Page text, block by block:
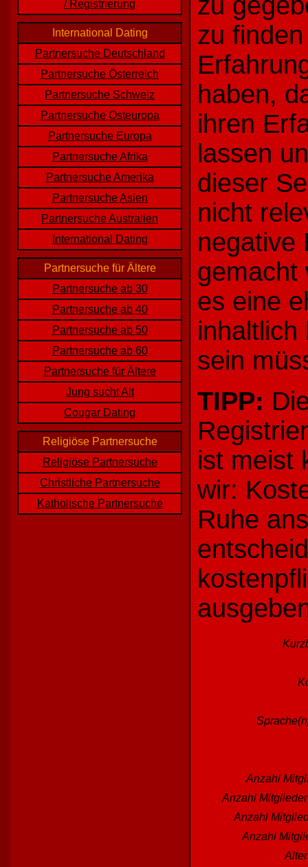
/ Registrierung
International Dating
Partnersuche Deutschland
Partnersuche Österreich
Partnersuche Schweiz
Partnersuche Osteuropa
Partnersuche Europa
Partnersuche Afrika
Partnersuche Amerika
Partnersuche Asien
Partnersuche Australien
International Dating
Partnersuche für Ältere
Partnersuche ab 30
Partnersuche ab 40
Partnersuche ab 50
Partnersuche ab 60
Partnersuche für Ältere
Jung sucht Alt
Cougar Dating
Religiöse Partnersuche
Religiöse Partnersuche
Christliche Partnersuche
Katholische Partnersuche
zu
zu
haben,
ihren
lassen
dieser
nicht
negative
gemacht
es eine
inhaltlich
sein
TIPP:
ist meist
wir:
Ruhe
Anzahl
Anzahl
Anzahl
Anzahl